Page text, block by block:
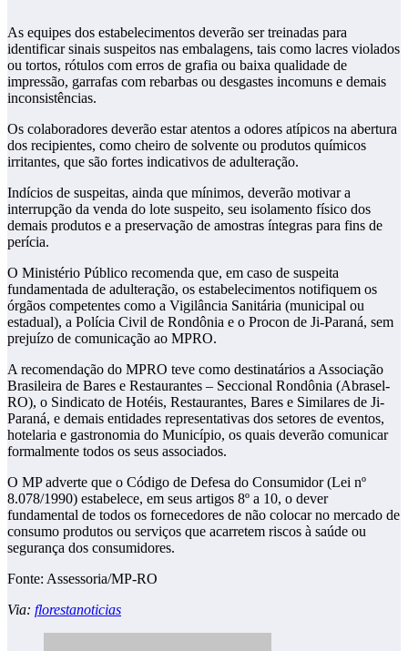
As equipes dos estabelecimentos deverão ser treinadas para
identificar sinais suspeitos nas embalagens, tais como lacres violados
ou tortos, rótulos com erros de grafia ou baixa qualidade de
impressão, garrafas com rebarbas ou desgastes incomuns e demais
inconsistências.
Os colaboradores deverão estar atentos a odores atípicos na abertura
dos recipientes, como cheiro de solvente ou produtos químicos
irritantes, que são fortes indicativos de adulteração.
Indícios de suspeitas, ainda que mínimos, deverão motivar a
interrupção da venda do lote suspeito, seu isolamento físico dos
demais produtos e a preservação de amostras íntegras para fins de
perícia.
O Ministério Público recomenda que, em caso de suspeita
fundamentada de adulteração, os estabelecimentos notifiquem os
órgãos competentes como a Vigilância Sanitária (municipal ou
estadual), a Polícia Civil de Rondônia e o Procon de Ji-Paraná, sem
prejuízo de comunicação ao MPRO.
A recomendação do MPRO teve como destinatários a Associação
Brasileira de Bares e Restaurantes – Seccional Rondônia (Abrasel-
RO), o Sindicato de Hotéis, Restaurantes, Bares e Similares de Ji-
Paraná, e demais entidades representativas dos setores de eventos,
hotelaria e gastronomia do Município, os quais deverão comunicar
formalmente todos os seus associados.
O MP adverte que o Código de Defesa do Consumidor (Lei nº
8.078/1990) estabelece, em seus artigos 8º a 10, o dever
fundamental de todos os fornecedores de não colocar no mercado de
consumo produtos ou serviços que acarretem riscos à saúde ou
segurança dos consumidores.
Fonte: Assessoria/MP-RO
Via: florestanoticias